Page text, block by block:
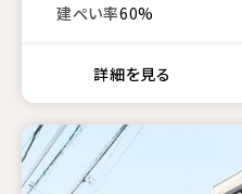
建ぺい率60%
詳細を見る